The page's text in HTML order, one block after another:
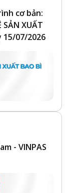
cơ bản:
SẢN XUẤT
15/07/2026
- VINPAS